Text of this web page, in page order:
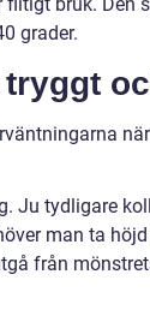
bruk. Den
grader.
Ju tydligare
man ta
från